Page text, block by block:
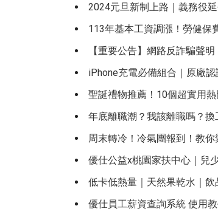
2024元旦新制上路｜義務役
113年基本工資調漲！勞健保
【重要公告】網路反詐騙聲明
iPhone充電必備組合｜原廠
聖誕禮物推薦！10個超實用
年底離職潮？我該離職嗎？
周末轉冷！冷氣團報到！教
優仕公益x桃園家扶中心｜兒
低卡低熱量｜天然果乾水｜飲
優仕員工薪資查詢系統 使用